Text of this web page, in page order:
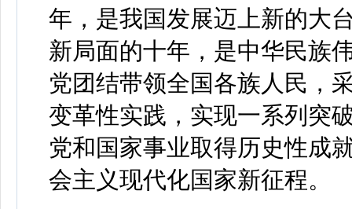
年，是我国发展迈上新的大
新局面的十年，是中华民族
党团结带领全国各族人民，
变革性实践，实现一系列突
党和国家事业取得历史性成
会主义现代化国家新征程。